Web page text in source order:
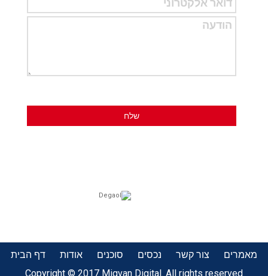
מאמרים צור קשר נכסים סוכנים אודות
דף הבית
Copyright © 2017 Migvan Digital. All rights reserved